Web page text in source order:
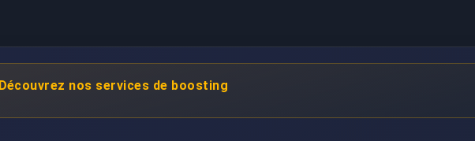
Découvrez nos services de boosting